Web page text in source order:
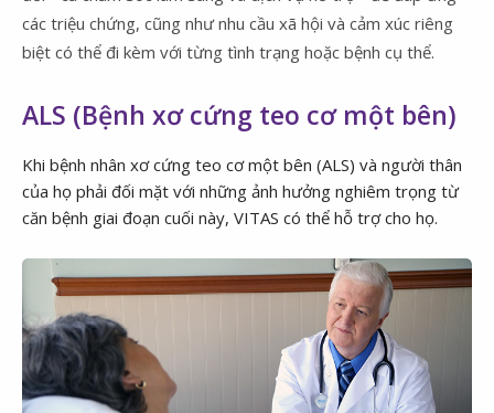
các triệu chứng, cũng như nhu cầu xã hội và cảm xúc riêng
biệt có thể đi kèm với từng tình trạng hoặc bệnh cụ thể.
ALS (Bệnh xơ cứng teo cơ một bên)
Khi bệnh nhân xơ cứng teo cơ một bên (ALS) và người thân
của họ phải đối mặt với những ảnh hưởng nghiêm trọng từ
căn bệnh giai đoạn cuối này, VITAS có thể hỗ trợ cho họ.